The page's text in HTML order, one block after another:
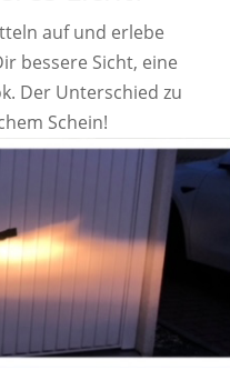
auf und erlebe
bessere Sicht, eine
Der Unterschied zu
Schein!